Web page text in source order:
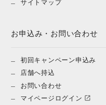
サイトマップ
お申込み・お問い合わせ
初回キャンペーン申込み
店舗へ持込
お問い合わせ
マイページログイン